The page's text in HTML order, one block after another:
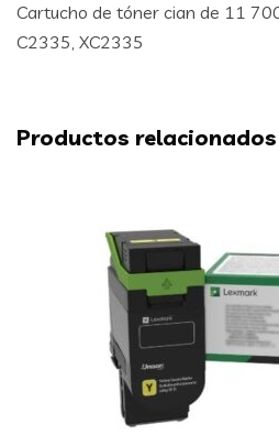
Cartucho de tóner cian de 11
C2335, XC2335
Productos relacionados